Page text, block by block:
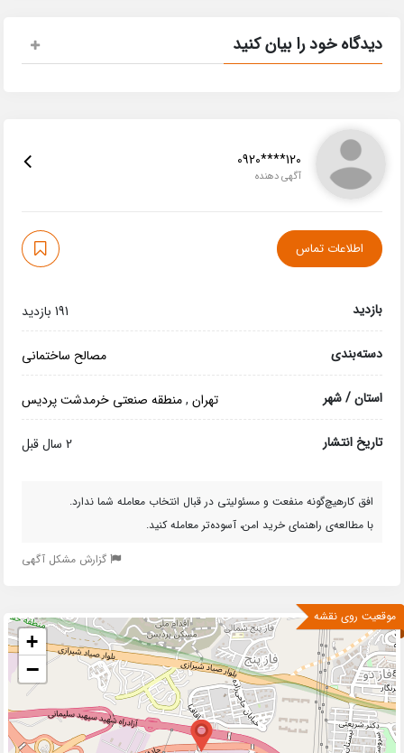
دیدگاه خود را بیان کنید
0920****120
آگهی دهنده
اطلاعات تماس
بازدید 191 بازدید
دسته‌بندی مصالح ساختمانی
استان / شهر تهران,منطقه صنعتی خرمدشت پردیس
تاریخ انتشار 2 سال قبل
افق کارهیچ‌گونه منفعت و مسئولیتی در قبال انتخاب معامله شما ندارد.
با مطالعه‌ی راهنمای خرید امن، آسوده‌تر معامله کنید.
گزارش مشکل آگهی
موقعیت روی نقشه
+
−